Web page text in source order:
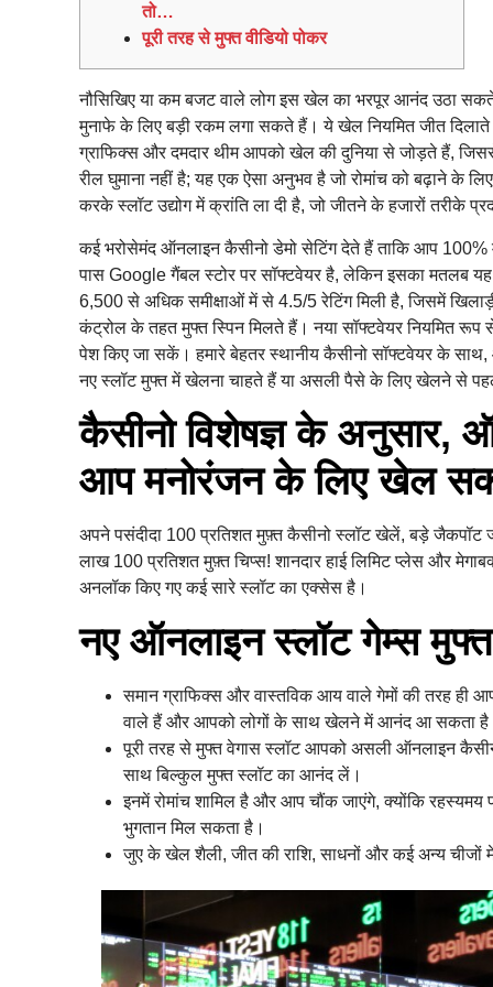
तो…
पूरी तरह से मुफ्त वीडियो पोकर
नौसिखिए या कम बजट वाले लोग इस खेल का भरपूर आनंद उठा
मुनाफे के लिए बड़ी रकम लगा सकते हैं। ये खेल नियमित जीत
ग्राफिक्स और दमदार थीम आपको खेल की दुनिया से जोड़ते हैं,
रील घुमाना नहीं है; यह एक ऐसा अनुभव है जो रोमांच को बढ़ाने के
करके स्लॉट उद्योग में क्रांति ला दी है, जो जीतने के हजारों तरीके
कई भरोसेमंद ऑनलाइन कैसीनो डेमो सेटिंग देते हैं ताकि आप
पास Google गैंबल स्टोर पर सॉफ्टवेयर है, लेकिन इसका मतलब
6,500 से अधिक समीक्षाओं में से 4.5/5 रेटिंग मिली है, जिसमें
कंट्रोल के तहत मुफ्त स्पिन मिलते हैं। नया सॉफ्टवेयर नियमित
पेश किए जा सकें। हमारे बेहतर स्थानीय कैसीनो सॉफ्टवेयर के
नए स्लॉट मुफ्त में खेलना चाहते हैं या असली पैसे के लिए खेलने से
कैसीनो विशेषज्ञ के
आप मनोरंजन के लिए खेल
अपने पसंदीदा 100 प्रतिशत मुफ़्त कैसीनो स्लॉट खेलें, बड़े जैकपॉट
लाख 100 प्रतिशत मुफ़्त चिप्स! शानदार हाई लिमिट प्लेस और
अनलॉक किए गए कई सारे स्लॉट का एक्सेस है।
नए ऑनलाइन स्लॉट गेम्स
समान ग्राफिक्स और वास्तविक आय वाले गेमों की तरह ही
वाले हैं और आपको लोगों के साथ खेलने में आनंद आ सकता
पूरी तरह से मुफ्त वेगास स्लॉट आपको असली ऑनलाइन
साथ बिल्कुल मुफ्त स्लॉट का आनंद लें।
इनमें रोमांच शामिल है और आप चौंक जाएंगे, क्योंकि
भुगतान मिल सकता है।
जुए के खेल शैली, जीत की राशि, साधनों और कई अन्य चीजों